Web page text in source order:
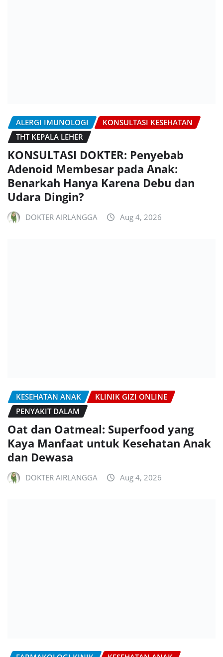
ALERGI IMUNOLOGI
KONSULTASI KESEHATAN
THT KEPALA LEHER
KONSULTASI DOKTER: Penyebab
Adenoid Membesar pada Anak:
Benarkah Hanya Karena Debu dan
Udara Dingin?
DOKTER AIRLANGGA Aug 4, 2026
KESEHATAN ANAK
KLINIK GIZI ONLINE
PENYAKIT DALAM
Oat dan Oatmeal: Superfood yang
Kaya Manfaat untuk Kesehatan Anak
dan Dewasa
DOKTER AIRLANGGA Aug 4, 2026